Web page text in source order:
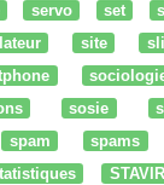
servo set
site
sosie
spam spams